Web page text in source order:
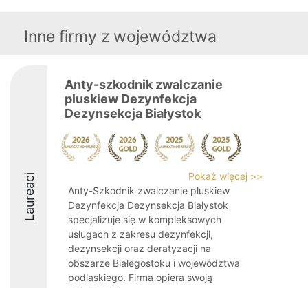
Inne firmy z województwa
Laureaci
Anty-szkodnik zwalczanie
pluskiew Dezynfekcja
Dezynsekcja Białystok
Pokaż więcej >>
Anty-Szkodnik zwalczanie pluskiew
Dezynfekcja Dezynsekcja Białystok
specjalizuje się w kompleksowych
usługach z zakresu dezynfekcji,
dezynsekcji oraz deratyzacji na
obszarze Białegostoku i województwa
podlaskiego. Firma opiera swoją